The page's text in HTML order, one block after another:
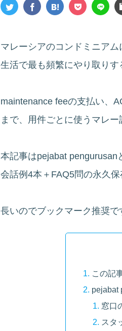
マレーシアのコンドミニア
生活で最も頻繁にやり取りす
maintenance feeの支払い、
まで、用件ごとに使うマレー
本記事はpejabat pengurusan
会話例4本＋FAQ5問の永久保
長いのでブックマーク推奨で
この記
pejabat
窓口
スタ